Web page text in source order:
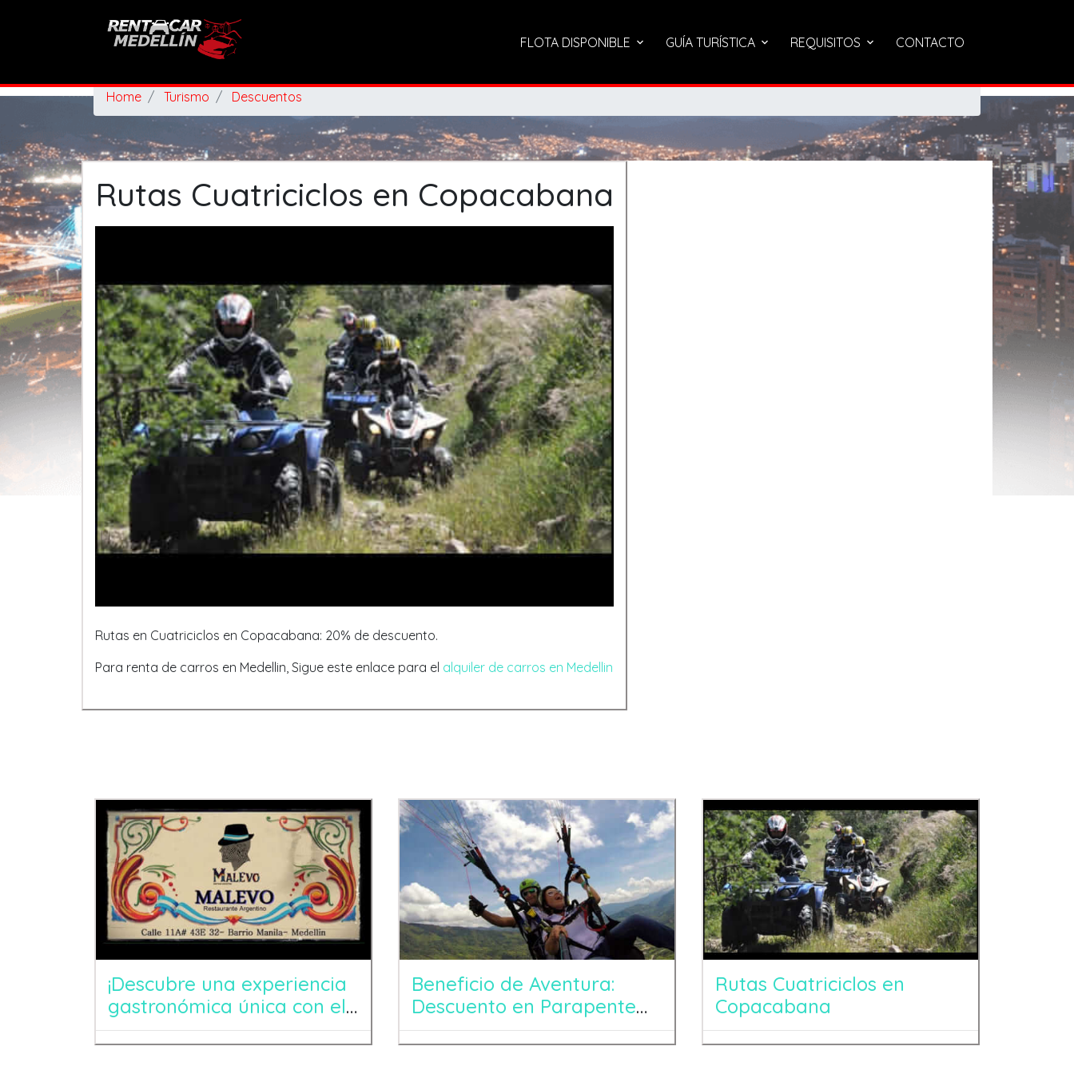
FLOTA DISPONIBLE GUÍA TURÍSTICA REQUISITOS CONTACTO
Home Turismo Descuentos
Rutas Cuatriciclos en Copacabana
Rutas en Cuatriciclos en Copacabana: 20% de descuento.
Para renta de carros en Medellin, Sigue este enlace para el alquiler de carros en Medellin
¡Descubre una experiencia
gastronómica única con el
Restaurante Malevo
Medellín!
Beneficio de Aventura:
Descuento en Parapente
en Cocorná
Rutas Cuatriciclos en
Copacabana